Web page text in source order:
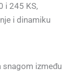
i 245 KS,
i dinamiku
snagom između